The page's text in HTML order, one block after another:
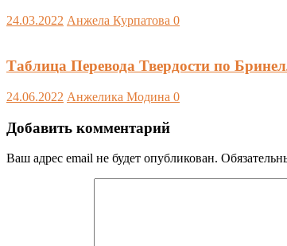
24.03.2022 Анжела Курпатова 0
Таблица Перевода Твердости по
24.06.2022 Анжелика Модина 0
Добавить комментарий
Ваш адрес email не будет опубликован.